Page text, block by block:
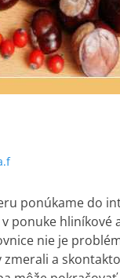
ponúkame do
ponuke hliníkové
nie je
a